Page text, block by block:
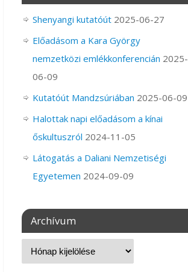
Shenyangi kutatóút 2025-06-27
Előadásom a Kara György
nemzetközi emlékkonferencián 2025-
06-09
Kutatóút Mandzsúriában 2025-06-09
Halottak napi előadásom a kínai
őskultuszról 2024-11-05
Látogatás a Daliani Nemzetiségi
Egyetemen 2024-09-09
Archívum